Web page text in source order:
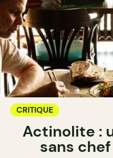
CRITIQUE
Actinolite :
sans